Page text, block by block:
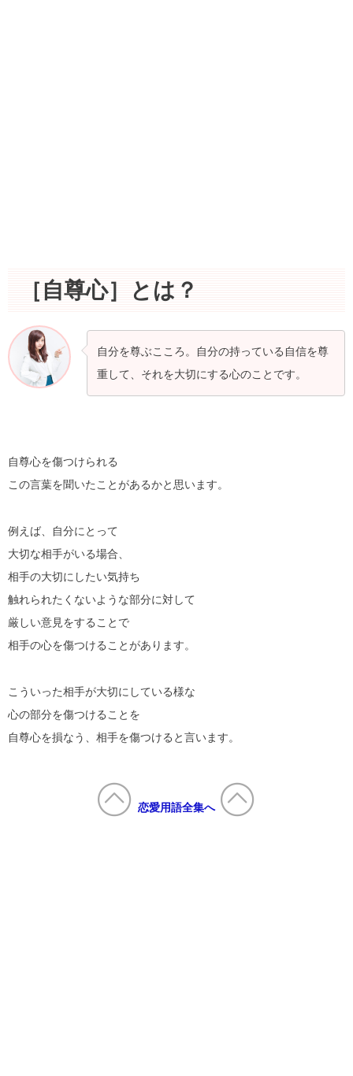
［自尊心］とは？
自分を尊ぶこころ。自分の持っている自信を尊
重して、それを大切にする心のことです。
自尊心を傷つけられる
この言葉を聞いたことがあるかと思います。
例えば、自分にとって
大切な相手がいる場合、
相手の大切にしたい気持ち
触れられたくないような部分に対して
厳しい意見をすることで
相手の心を傷つけることがあります。
こういった相手が大切にしている様な
心の部分を傷つけることを
自尊心を損なう、相手を傷つけると言います。
恋愛用語全集へ